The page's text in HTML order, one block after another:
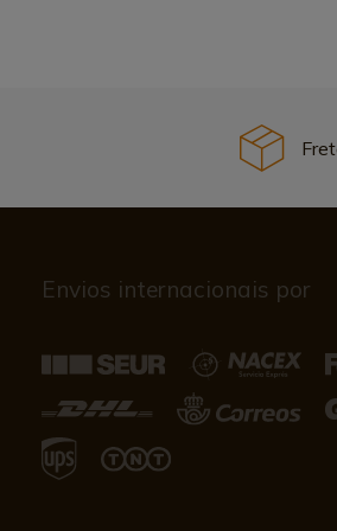
Envios internacionais por